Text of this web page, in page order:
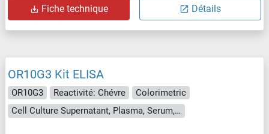
Fiche technique Détails
OR10G3 Kit ELISA
OR10G3 Reactivité: Chévre
Colorimetric
Cell Culture Supernatant, Plasma, Serum, Tissue Homogenate